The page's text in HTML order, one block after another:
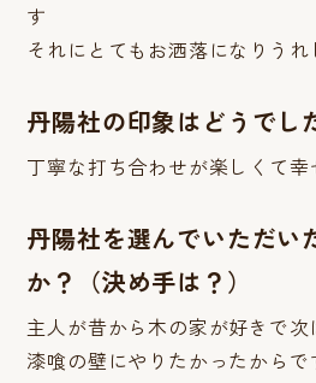
す
それにとてもお洒落になりうれ
丹陽社の印象はどうでし
丁寧な打ち合わせが楽しくて幸
丹陽社を選んでいただい
か？（決め手は？）
主人が昔から木の家が好きで
漆喰の壁にやりたかったからで